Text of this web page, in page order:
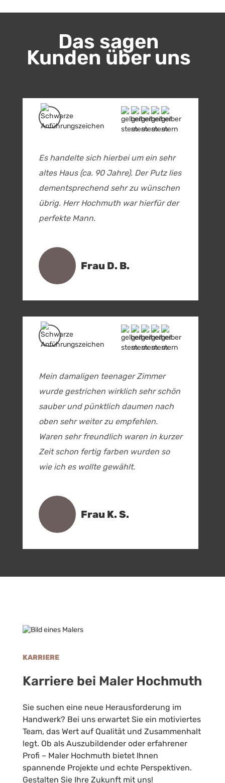
Das sagen
Kunden über uns
Es handelte sich hierbei um ein sehr
altes Haus (ca. 90 Jahre). Der Putz lies
dementsprechend sehr zu wünschen
übrig. Herr Hochmuth war hierfür der
perfekte Mann.
Frau D. B.
Mein damaligen teenager Zimmer
wurde gestrichen wirklich sehr schön
sauber und pünktlich daumen nach
oben sehr weiter zu empfehlen.
Waren sehr freundlich waren in kurzer
Zeit schon fertig farben wurden so
wie ich es wollte gewählt.
Frau K. S.
KARRIERE
Karriere bei Maler Hochmuth
Sie suchen eine neue Herausforderung im
Handwerk? Bei uns erwartet Sie ein motiviertes
Team, das Wert auf Qualität und Zusammenhalt
legt. Ob als Auszubildender oder erfahrener
Profi – Maler Hochmuth bietet Ihnen
spannende Projekte und echte Perspektiven.
Gestalten Sie Ihre Zukunft mit uns!